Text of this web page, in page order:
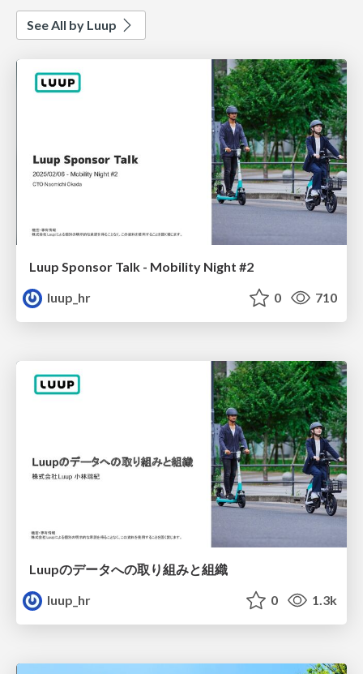
See All by Luup
Luup Sponsor Talk - Mobility Night #2
luup_hr
0 710
Luupのデータへの取り組みと組織
luup_hr
0 1.3k